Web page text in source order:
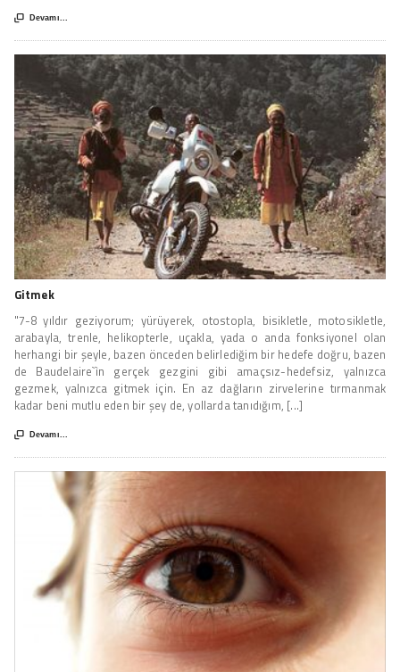
 Devamı...
Gitmek
"7-8 yıldır geziyorum; yürüyerek, otostopla, bisikletle, motosikletle,
arabayla, trenle, helikopterle, uçakla, yada o anda fonksiyonel olan
herhangi bir şeyle, bazen önceden belirlediğim bir hedefe doğru, bazen
de Baudelaire`ìn gerçek gezgini gibi amaçsız-hedefsiz, yalnızca
gezmek, yalnızca gitmek için. En az dağların zirvelerine tırmanmak
kadar beni mutlu eden bir şey de, yollarda tanıdığım, [...]
 Devamı...